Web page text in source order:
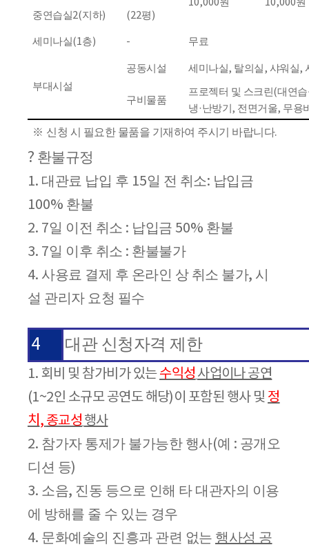
10,000 10,000
중연습실2(지하) (22평)
세미나실(1층) - 무료
부대시설
공동시설 세미나실, 탈의실, 샤워실,
구비물품
프로젝터 및 스크린 (대연
냉·난방기 , 전면거울, 무용
※ 신청 시 필요한 물품을 기재하여 주시기 바랍니다.
? 환불규정
1. 대관료 납입 후 15일 전 취소: 납입금
100% 환불
2. 7일 이전 취소 : 납입금 50% 환불
3. 7일 이후 취소 : 환불불가
4. 사용료 결제 후 온라인 상 취소 불가, 시
설 관리자 요청 필수
4 대관 신청자격 제한
1. 회비 및 참가비가 있는수익성 사업이나 공연
(1~2인 소규모 공연도 해당)이 포함된 행사 및 정
치 , 종교성 행사
2. 참가자 통제가 불가능한 행사(예 : 공개오
디션 등)
3. 소음, 진동 등으로 인해 타 대관자의 이용
에 방해를 줄 수 있는 경우
4. 문화예술의 진흥과 관련 없는 행사성 공